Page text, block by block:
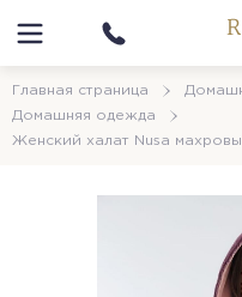
Главная страница
Домашняя одежда
Женский халат Nusa